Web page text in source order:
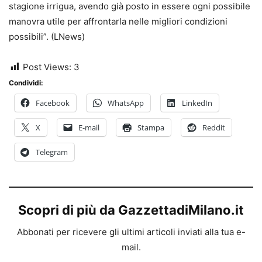
stagione irrigua, avendo già posto in essere ogni possibile
manovra utile per affrontarla nelle migliori condizioni
possibili”. (LNews)
Post Views: 3
Condividi:
Facebook WhatsApp LinkedIn
X E-mail Stampa Reddit
Telegram
Scopri di più da GazzettadiMilano.it
Abbonati per ricevere gli ultimi articoli inviati alla tua e-
mail.